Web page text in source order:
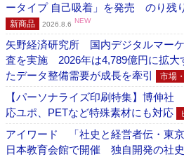
ータイプ 自己吸着」を発売 のり残
新商品 2026.8.6 NEW
矢野経済研究所 国内デジタルマー
査を実施 2026年は4,789億円に拡大
たデータ整備需要が成長を牽引
市場
【パーソナライズ印刷特集】博伸
応ユポ、PETなど特殊素材にも対応
アイワード 「社史と経営者伝・東
日本教育会館で開催 独自開発の社